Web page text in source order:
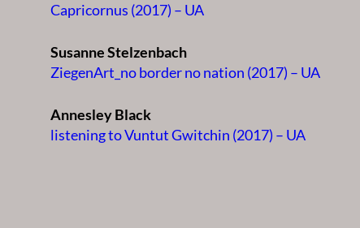
Capricornus (2017) – UA
Susanne Stelzenbach
ZiegenArt_no border no nation (2017) – UA
Annesley Black
listening to Vuntut Gwitchin (2017) – UA